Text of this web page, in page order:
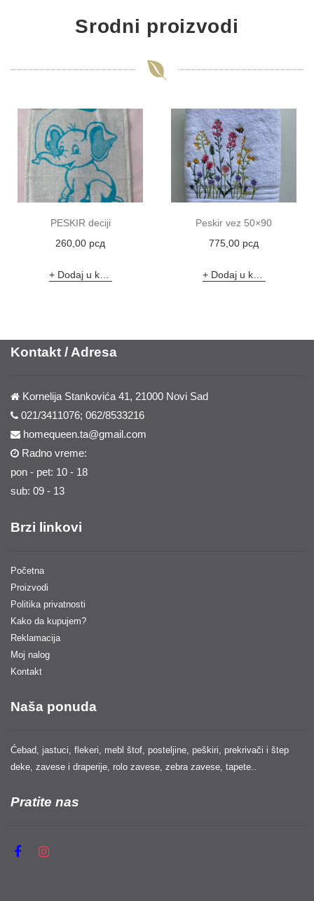
Srodni proizvodi
PESKIR deciji
260,00 рсд
Dodaj u korpu
Peskir vez 50×90
775,00 рсд
Dodaj u korpu
Kontakt / Adresa
Kornelija Stankovića 41, 21000 Novi Sad
021/3411076; 062/8533216
homequeen.ta@gmail.com
Radno vreme:
pon - pet: 10 - 18
sub: 09 - 13
Brzi linkovi
Početna
Proizvodi
Politika privatnosti
Kako da kupujem?
Reklamacija
Moj nalog
Kontakt
Naša ponuda
Ćebad, jastuci, flekeri, mebl štof, posteljine, peškiri, prekrivači i štep
deke, zavese i draperije, rolo zavese, zebra zavese, tapete..
Pratite nas